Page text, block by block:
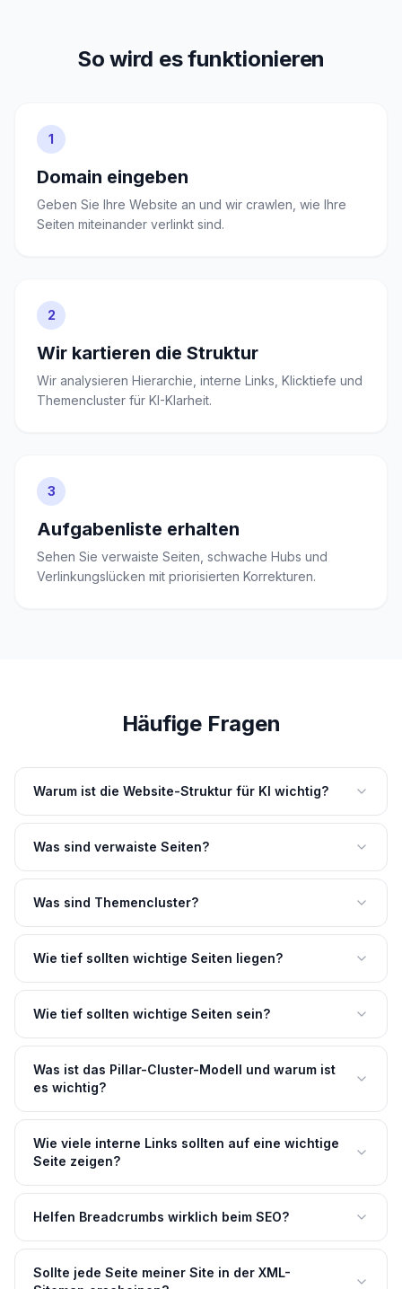
So wird es funktionieren
1
Domain eingeben
Geben Sie Ihre Website an und wir crawlen, wie Ihre
Seiten miteinander verlinkt sind.
2
Wir kartieren die Struktur
Wir analysieren Hierarchie, interne Links, Klicktiefe und
Themencluster für KI-Klarheit.
3
Aufgabenliste erhalten
Sehen Sie verwaiste Seiten, schwache Hubs und
Verlinkungslücken mit priorisierten Korrekturen.
Häufige Fragen
Warum ist die Website-Struktur für KI wichtig?
Was sind verwaiste Seiten?
Was sind Themencluster?
Wie tief sollten wichtige Seiten liegen?
Wie tief sollten wichtige Seiten sein?
Was ist das Pillar-Cluster-Modell und warum ist
es wichtig?
Wie viele interne Links sollten auf eine wichtige
Seite zeigen?
Helfen Breadcrumbs wirklich beim SEO?
Sollte jede Seite meiner Site in der XML-